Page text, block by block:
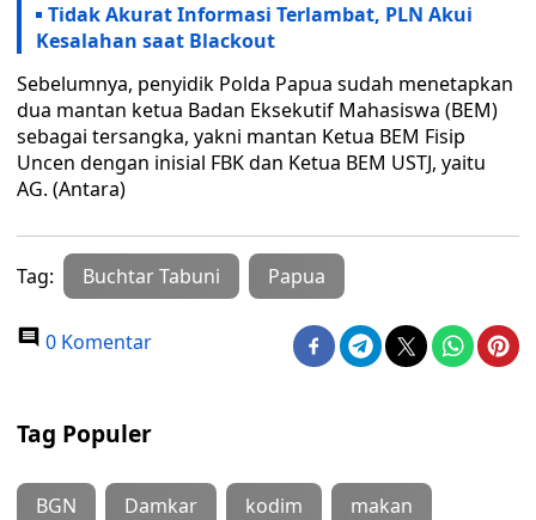
Tidak Akurat Informasi Terlambat, PLN Akui
Kesalahan saat Blackout
Sebelumnya, penyidik Polda Papua sudah menetapkan
dua mantan ketua Badan Eksekutif Mahasiswa (BEM)
sebagai tersangka, yakni mantan Ketua BEM Fisip
Uncen dengan inisial FBK dan Ketua BEM USTJ, yaitu
AG. (Antara)
Tag: Buchtar Tabuni Papua
0 Komentar
Tag Populer
BGN Damkar kodim makan